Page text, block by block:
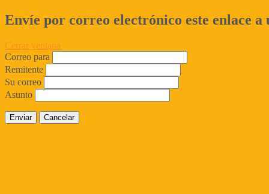
Envíe por correo electrónico este enlace a
Cerrar ventana
Correo para
Remitente
Su correo
Asunto
Enviar Cancelar